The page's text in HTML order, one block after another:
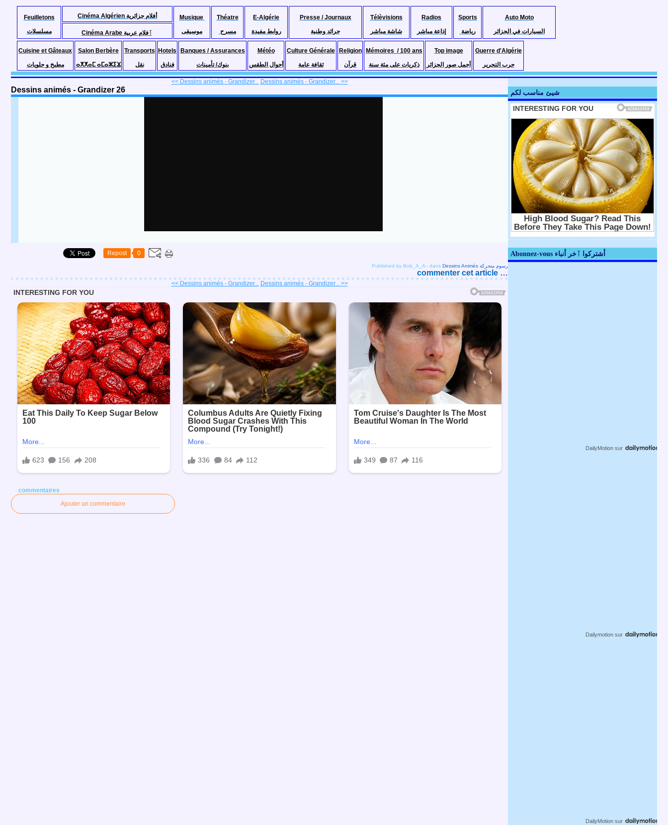
Feuilletons
مسلسلات
Cinéma Algérien أفلام جزائرية
Musique
موسيقى
Théatre
مسرح
E-Algérie
روابط مفيدة
Presse / Journaux
جرائد وطنية
Télèvisions
شاشة مباشر
Radios
إذاعة مباشر
Sports
رياضة
Auto Moto
السيارات في الجزائر
Cinéma Arabe ٱفلام عربية
Cuisine et Gâteaux
مطبخ و حلويات
Salon Berbère
ⴰⵅⵅⴰⵎ ⴰⵎⴰⵣⵉⴴ
Transports
نقل
Hotels
فنادق
Banques / Assurances
بنوك/ تأمينات
Météo
أحوال الطقس
Culture Générale
ثقافة عامة
Religion
قرآن
Mémoires / 100 ans
ذكريات على مئة سنة
Top image
أجمل صور الجزائر
Guerre d'Algérie
حرب التحرير
<< Dessins animés - Grandizer... Dessins animés - Grandizer... >>
Dessins animés - Grandizer 26
Repost 0
Published by Bob_A_A - dans Dessins Animés رسوم متحركة
commenter cet article …
<< Dessins animés - Grandizer... Dessins animés - Grandizer... >>
commentaires
Ajouter un commentaire
شيئ مناسب لكم
Abonnez-vous أشتركوا ٱخر أنباء
DailyMotion sur
Dailymotion sur
DailyMotion sur